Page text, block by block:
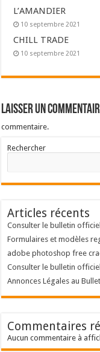
L’AMANDIER
10 septembre 2021
CHILL TRADE
10 septembre 2021
Laisser un
commentaire.
Rechercher
Articles récents
Consulter le bulletin
Formulaires et modèles
adobe photoshop free
Consulter le bulletin
Annonces Légales au
Commentaires
Aucun commentaire à